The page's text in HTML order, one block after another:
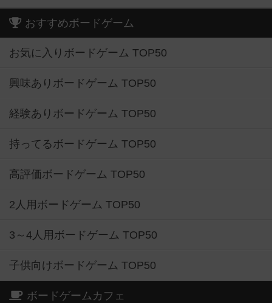
おすすめボードゲーム
お気に入りボードゲーム TOP50
興味ありボードゲーム TOP50
経験ありボードゲーム TOP50
持ってるボードゲーム TOP50
高評価ボードゲーム TOP50
2人用ボードゲーム TOP50
3～4人用ボードゲーム TOP50
子供向けボードゲーム TOP50
ボードゲームカフェ